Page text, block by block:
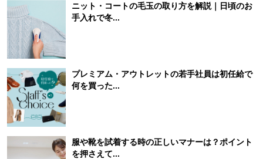
ニット・コートの毛玉の取り方を解説｜日頃のお
手入れで冬...
プレミアム・アウトレットの若手社員は初任給で
何を買った...
服や靴を試着する時の正しいマナーは？ポイント
を押さえて...